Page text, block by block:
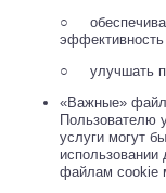
○
○ улучшать
«Важные»
Пользователю
услуги могут
файлам cookie